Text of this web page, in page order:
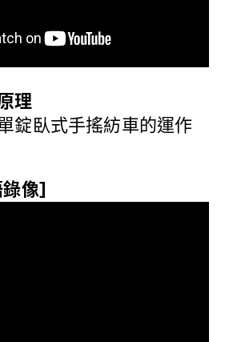
理
錠臥式手搖紡車的運作
像]